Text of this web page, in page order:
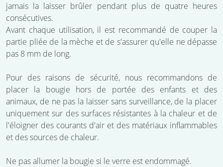
jamais la laisser brûler pendant plus de quatre heures
consécutives.
Avant chaque utilisation, il est recommandé de couper la
partie pliée de la mèche et de s'assurer qu'elle ne dépasse
pas 8 mm de long.
Pour des raisons de sécurité, nous recommandons de
placer la bougie hors de portée des enfants et des
animaux, de ne pas la laisser sans surveillance, de la placer
uniquement sur des surfaces résistantes à la chaleur et de
l'éloigner des courants d'air et des matériaux inflammables
et des sources de chaleur.
Ne pas allumer la bougie si le verre est endommagé.